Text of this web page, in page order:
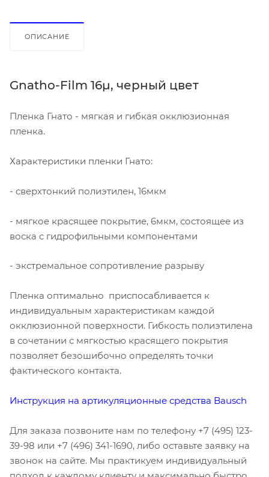
ОПИСАНИЕ
Gnatho-Film 16µ, черный цвет
Пленка Гнато - мягкая и гибкая окклюзионная
пленка.
Характеристики пленки Гнато:
- сверхтонкий полиэтилен, 16мкм
- мягкое красящее покрытие, 6мкм, состоящее из
воска с гидрофильными компонентами
- экстремальное сопротивление разрыву
Пленка оптимально приспосабливается к
индивидуальным характеристикам каждой
окклюзионной поверхности. Гибкость полиэтилена
в сочетании с мягкостью красящего покрытия
позволяет безошибочно определять точки
фактического контакта.
Инструкция на артикуляционные средства Bausch
Для заказа позвоните нам по телефону +7 (495) 123-
39-98 или +7 (496) 341-1690, либо оставьте заявку на
звонок на сайте. Мы практикуем индивидуальный